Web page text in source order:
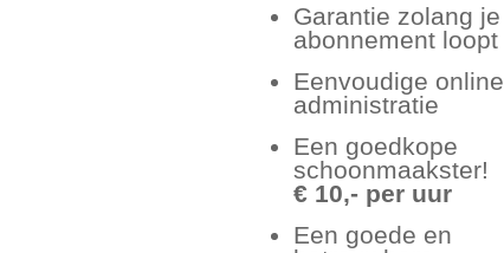
Garantie zolang je
abonnement loopt
Eenvoudige online
administratie
Een goedkope
schoonmaakster!
€ 10,- per uur
Een goede en